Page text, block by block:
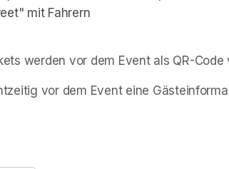
mit Fahrern
werden vor dem Event als QR-Code
vor dem Event eine